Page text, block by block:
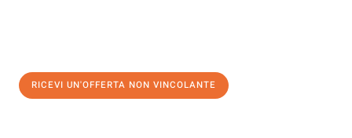
RICEVI UN'OFFERTA NON VINCOLANTE